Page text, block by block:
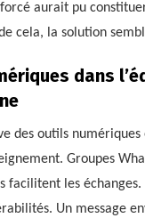
aurait pu
cela, la solution
dans
des outils numériques
Groupes
facilitent les échanges.
Un message